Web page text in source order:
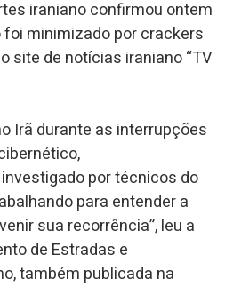
iraniano confirmou ontem
minimizado por crackers
site de notícias iraniano “TV
Irã durante as interrupções
por técnicos do
para entender a
sua recorrência”, leu a
de Estradas e
também publicada na